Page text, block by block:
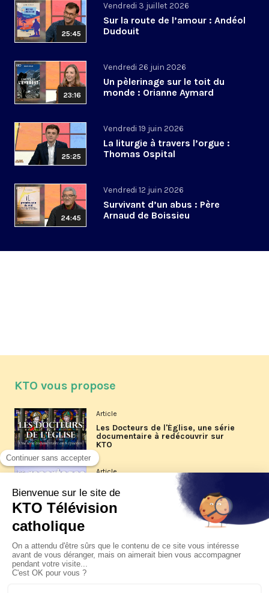
25:45
Vendredi 3 juillet 2026
Sur la route de l’amour : Andéol
Dudouit
23:16
Vendredi 26 juin 2026
Un pèlerinage sur le toit du
monde : Orianne Aymard
25:25
Vendredi 19 juin 2026
La liturgie à travers l’orgue :
Thomas Ospital
24:45
Vendredi 12 juin 2026
Survivant d’un abus : Père
Arnaud de Boissieu
KTO vous propose
Article
Les Docteurs de l'Église, une série
documentaire à redécouvrir sur
KTO
Article
Les reportages d'été 2026 de KTO
La visite pastorale du pape Léon
XIV à Assise à suivre sur KTO le
jeudi 6 août